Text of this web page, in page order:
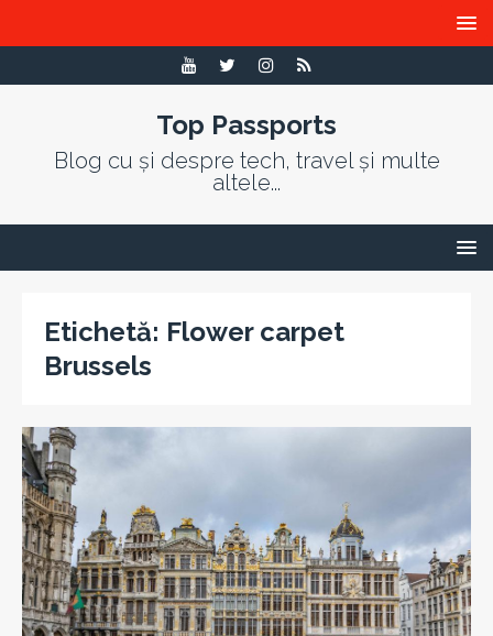
Top Passports
Blog cu și despre tech, travel și multe
altele...
Etichetă: Flower carpet
Brussels